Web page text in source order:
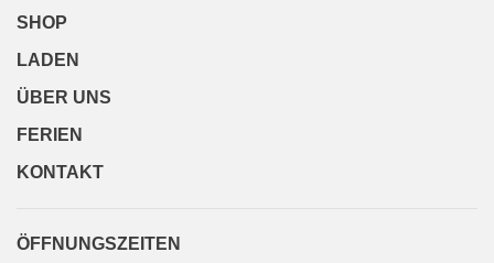
SHOP
LADEN
ÜBER UNS
FERIEN
KONTAKT
ÖFFNUNGSZEITEN